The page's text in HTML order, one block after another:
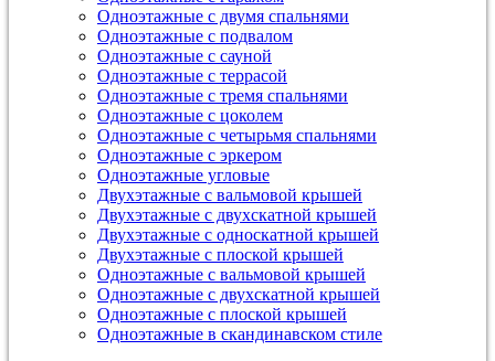
Одноэтажные с двумя спальнями
Одноэтажные с подвалом
Одноэтажные с сауной
Одноэтажные с террасой
Одноэтажные с тремя спальнями
Одноэтажные с цоколем
Одноэтажные с четырьмя спальнями
Одноэтажные с эркером
Одноэтажные угловые
Двухэтажные с вальмовой крышей
Двухэтажные с двухскатной крышей
Двухэтажные с односкатной крышей
Двухэтажные с плоской крышей
Одноэтажные с вальмовой крышей
Одноэтажные с двухскатной крышей
Одноэтажные с плоской крышей
Одноэтажные в скандинавском стиле